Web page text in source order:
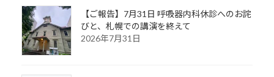
【ご報告】7月31日 呼吸器内科休診へのお詫
びと、札幌での講演を終えて
2026年7月31日